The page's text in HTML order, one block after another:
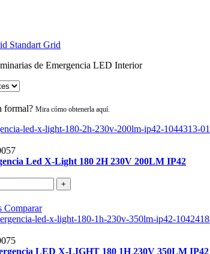
Standart Grid
de Emergencia LED Interior
formal?
Led X-Light 180 2H 230V 200LM IP42
+
Comparar
LED X-LIGHT 180 1H 230V 350LM IP42